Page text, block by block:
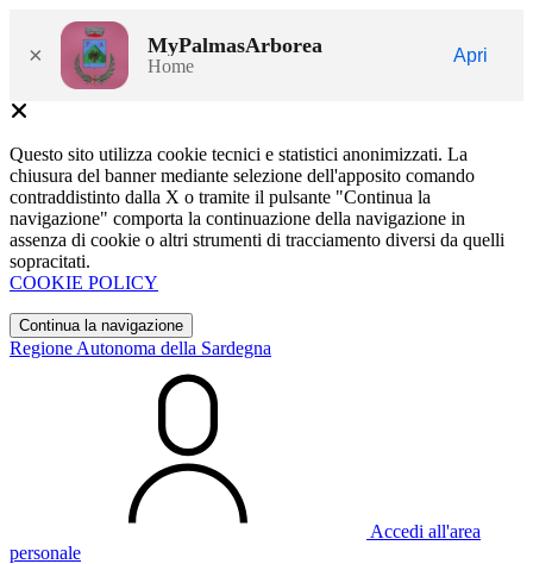
× MyPalmasArborea
Home
Apri
Questo sito utilizza cookie tecnici e statistici anonimizzati. La
chiusura del banner mediante selezione dell'apposito comando
contraddistinto dalla X o tramite il pulsante "Continua la
navigazione" comporta la continuazione della navigazione in
assenza di cookie o altri strumenti di tracciamento diversi da quelli
sopracitati.
COOKIE POLICY
Continua la navigazione
Regione Autonoma della Sardegna
Accedi all'area
personale